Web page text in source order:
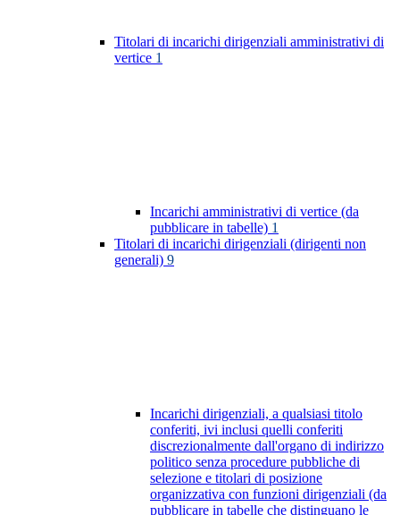
Titolari di incarichi dirigenziali amministrativi di
vertice 1
Incarichi amministrativi di vertice (da
pubblicare in tabelle) 1
Titolari di incarichi dirigenziali (dirigenti non
generali) 9
Incarichi dirigenziali, a qualsiasi titolo
conferiti, ivi inclusi quelli conferiti
discrezionalmente dall'organo di indirizzo
politico senza procedure pubbliche di
selezione e titolari di posizione
organizzativa con funzioni dirigenziali (da
pubblicare in tabelle che distinguano le